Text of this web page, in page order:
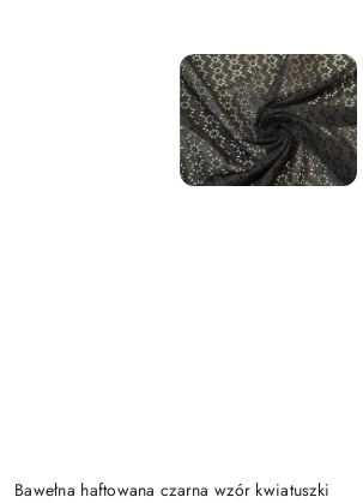
Bawełna haftowana czarna wzór kwiatuszki